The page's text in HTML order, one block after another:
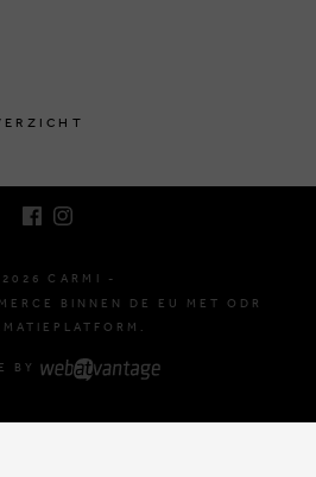
CARMI -
BINNEN DE EU MET ODR
BY